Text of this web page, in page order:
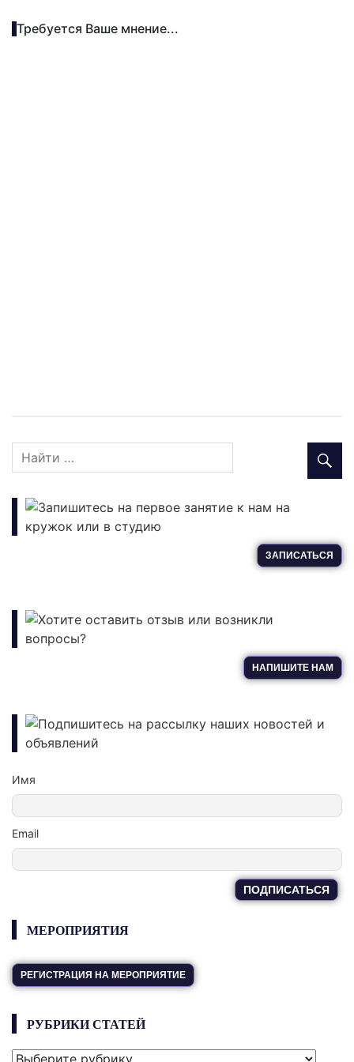
Требуется Ваше мнение...
Запишитесь на первое занятие к нам на
кружок или в студию
ЗАПИСАТЬСЯ
Хотите оставить отзыв или возникли
вопросы?
НАПИШИТЕ НАМ
Подпишитесь на рассылку наших новостей и
объявлений
Имя
Email
МЕРОПРИЯТИЯ
РЕГИСТРАЦИЯ НА МЕРОПРИЯТИЕ
РУБРИКИ СТАТЕЙ
РУБРИКИ